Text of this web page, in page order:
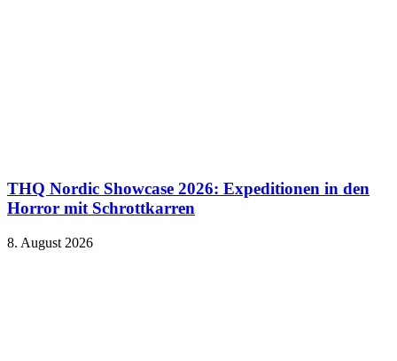
THQ Nordic Showcase 2026: Expeditionen in den
Horror mit Schrottkarren
8. August 2026